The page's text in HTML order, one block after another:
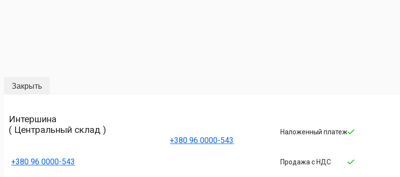
Закрыть
Интершина
( Центральный склад )
+380 96 0000-543
+380 96 0000-543
Наложенный платеж
Продажа с НДС